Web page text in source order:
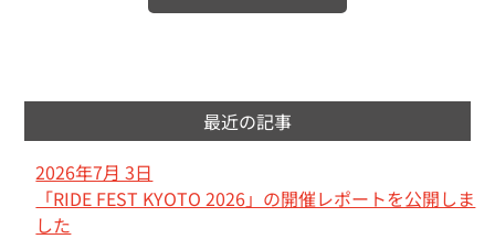
最近の記事
2026年7月 3日
「RIDE FEST KYOTO 2026」の開催レポートを公開しま
した